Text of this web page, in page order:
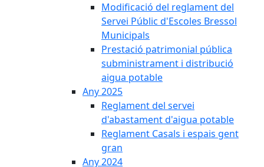
Modificació del reglament del
Servei Públic d'Escoles Bressol
Municipals
Prestació patrimonial pública
subministrament i distribució
aigua potable
Any 2025
Reglament del servei
d'abastament d'aigua potable
Reglament Casals i espais gent
gran
Any 2024